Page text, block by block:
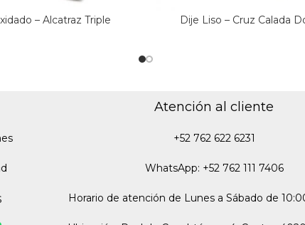
– Alcatraz Triple Dije Liso – Cruz Calada
Atención al cliente
+52 762 622 6231
WhatsApp: +52 762 111 7406
Horario de atención de Lunes a Sábado de